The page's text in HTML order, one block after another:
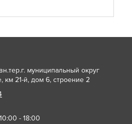
муниципальный округ
км 21-й, дом 6, строение 2
- 18:00